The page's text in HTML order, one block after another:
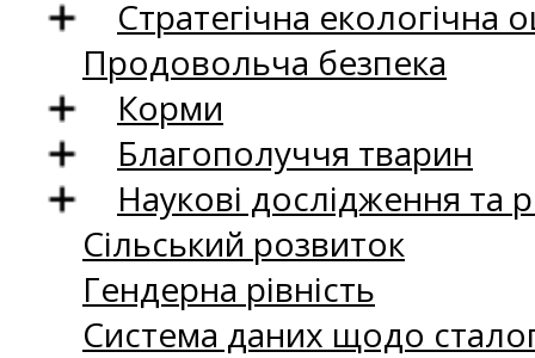
Стратегічна екологічна
Продовольча безпека
Корми
Благополуччя тварин
Наукові дослідження та
Сільський розвиток
Гендерна рівність
Система даних щодо